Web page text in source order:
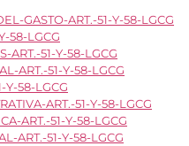
GASTO-ART.-51-Y-58-LGCG
58-LGCG
ART.-51-Y-58-LGCG
ART.-51-Y-58-LGCG
Y-58-LGCG
ART.-51-Y-58-LGCG
ART.-51-Y-58-LGCG
ART.-51-Y-58-LGCG